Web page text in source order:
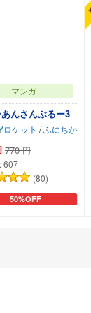
マンガ
んさんぶるー3
ロケット /ふにちか
770 円
607
(80)
50%OFF
カートに追加